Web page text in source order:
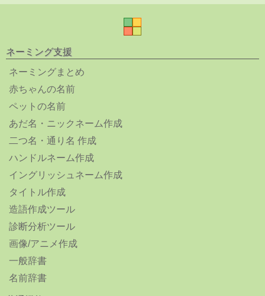
ネーミング支援
ネーミングまとめ
赤ちゃんの名前
ペットの名前
あだ名・ニックネーム作成
二つ名・通り名 作成
ハンドルネーム作成
イングリッシュネーム作成
タイトル作成
造語作成ツール
診断分析ツール
画像/アニメ作成
一般辞書
名前辞書